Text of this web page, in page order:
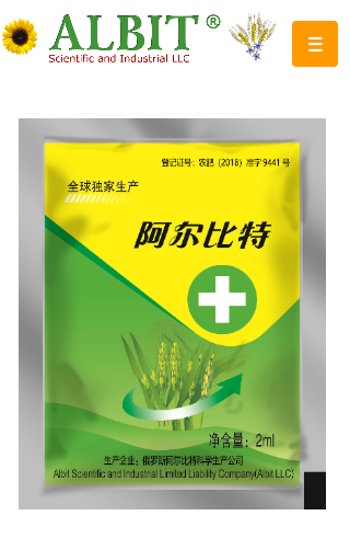
某某农业集团公司
XXX agricultural group
农业是经济建设事情的**位
The inventor of agriculture on the my
食者生民之原，天下治乱，国家废兴存亡之
本也 农为四民之本，食居八政之先